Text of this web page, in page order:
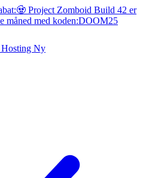
🧟 Project Zomboid Build 42 er
måned med koden:DOOM25
Ny